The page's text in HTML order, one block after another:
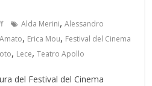
Alda Merini,Alessandro
, Erica Mou, Festival del Cinema
, Lece,Teatro Apollo
del Festival del Cinema